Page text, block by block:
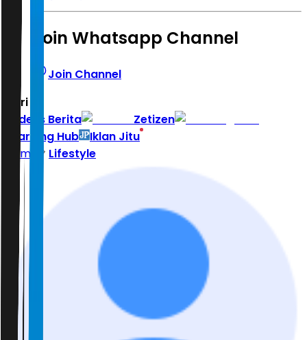
Join Whatsapp Channel
Join Channel
Hari ini
Indeks Berita
Zetizen
Learning Hub
Iklan Jitu
Home
Lifestyle